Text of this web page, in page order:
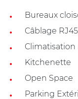
Bureaux
Câblage RJ45
Climatisation
Kitchenette
Open Space
Parking